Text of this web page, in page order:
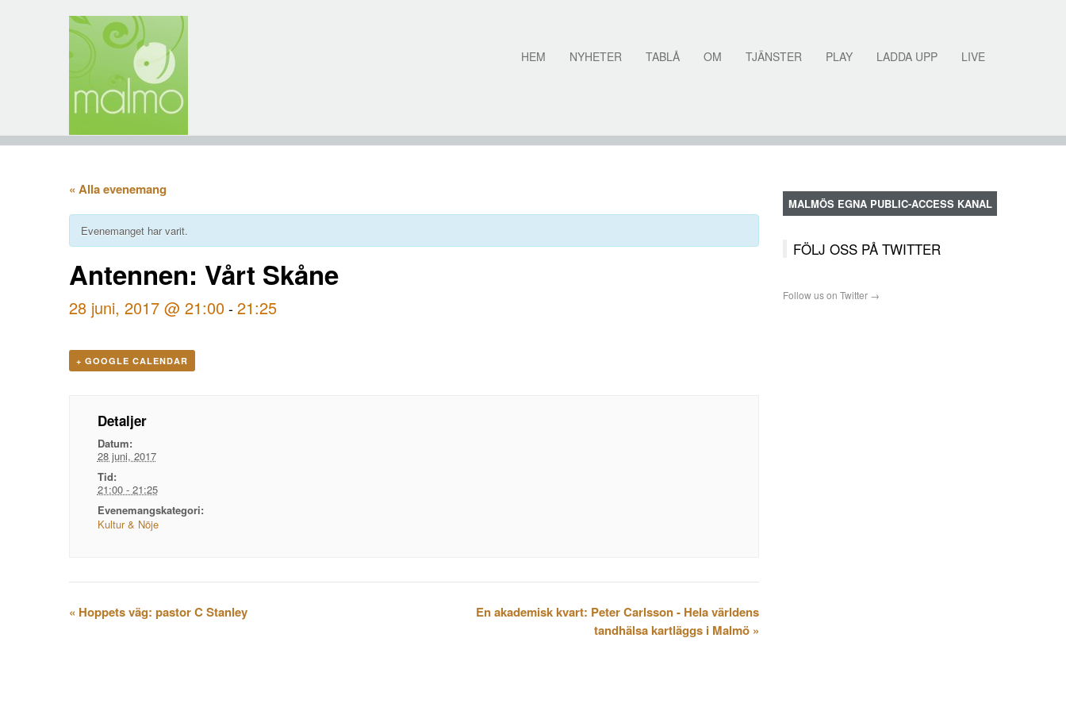
HEM NYHETER TABLÅ OM TJÄNSTER PLAY LADDA UPP LIVE
« Alla evenemang
Evenemanget har varit.
Antennen: Vårt Skåne
28 juni, 2017 @ 21:00-21:25
+ GOOGLE CALENDAR
Detaljer
Datum:
28 juni, 2017
Tid:
21:00 - 21:25
Evenemangskategori:
Kultur & Nöje
Evenemangsnavigation
« Hoppets väg: pastor C Stanley
En akademisk kvart: Peter Carlsson - Hela världens
tandhälsa kartläggs i Malmö »
MALMÖS EGNA PUBLIC-ACCESS KANAL
FÖLJ OSS PÅ TWITTER
Follow us on Twitter →